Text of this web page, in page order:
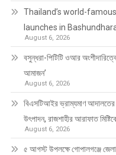
Thailand’s world-
launches in
August 6, 2026
বসুন্ধরা-পিটিটি ওআর
আমাজন’
August 6, 2026
বিএসটিআইর ভ্রাম্যমাণ আদালতের
উৎপাদন, রাজশাহীর আরাফাত
August 6, 2026
৫ আগস্ট উপলক্ষে গোপালগঞ্জে জেলা